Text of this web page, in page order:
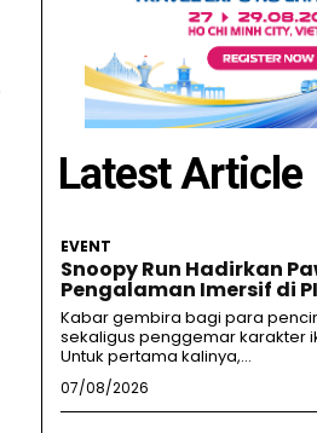
Latest Article
EVENT
Snoopy Run Hadirkan
Pengalaman Imersif di
Kabar gembira bagi para
sekaligus penggemar karakter
Untuk pertama kalinya,...
07/08/2026